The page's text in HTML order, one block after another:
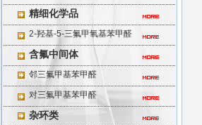
精细化学品
2-羟基-5-三氟甲氧基苯甲醛
含氟中间体
邻三氟甲基苯甲醛
对三氟甲基苯甲醛
杂环类